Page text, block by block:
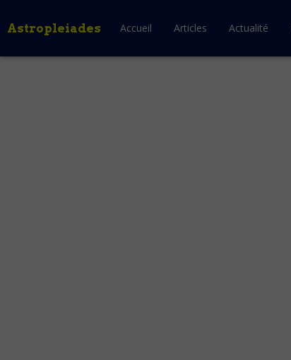
Astropleiades Accueil Articles Actualité